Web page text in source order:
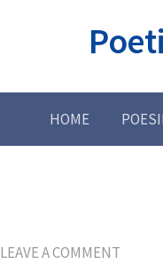
HOME
LEAVE A COMMENT